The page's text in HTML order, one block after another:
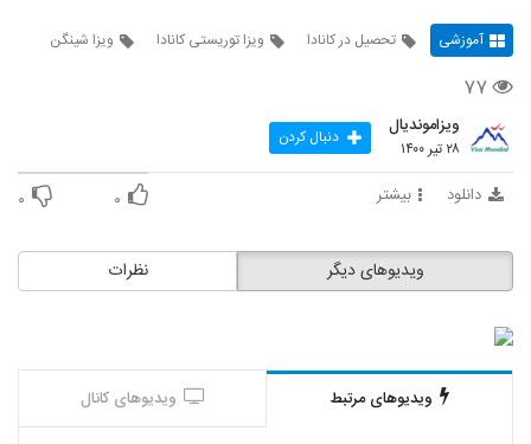
آموزشی تحصیل در کانادا ویزا توریستی کانادا ویزا شینگن
۷۷
ویزاموندیال
۲۸ تیر ۱۴۰۰ دنبال کردن
دانلود بیشتر ۰ ۰
نظرات ویدیوهای دیگر
ویدیوهای مرتبط ویدیوهای کانال